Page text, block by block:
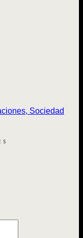
Sociedad